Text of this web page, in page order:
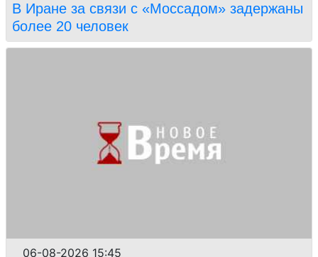
В Иране за связи с «Моссадом» задержаны
более 20 человек
06-08-2026 15:45